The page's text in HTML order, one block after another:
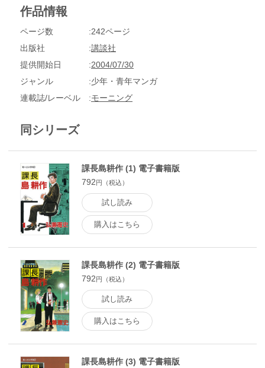
の女・典子と島の関係がバレてしまった。島は異動となり、京
作品情報
ページ数
242ページ
出版社
講談社
提供開始日
2004/07/30
ジャンル
少年・青年マンガ
連載誌/レーベル
モーニング
同シリーズ
課長島耕作 (1) 電子書籍版
792円（税込）
試し読み
購入はこちら
課長島耕作 (2) 電子書籍版
792円（税込）
試し読み
購入はこちら
課長島耕作 (3) 電子書籍版